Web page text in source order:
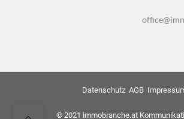
Datenschutz AGB
© 2021 immobranche.at